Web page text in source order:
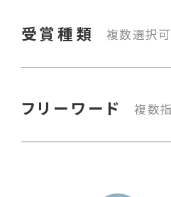
漁業技術
受賞種類 複数選択可
フリーワード 複数